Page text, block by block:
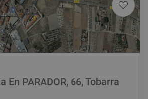
En PARADOR, 66, Tobarra